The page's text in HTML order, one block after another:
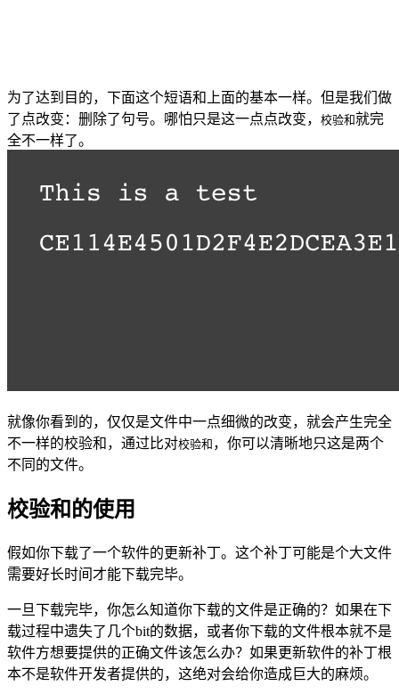
为了达到目的，下面这个短语和上面的基本一样。但是我们做
了点改变：删除了句号。哪怕只是这一点点改变， 校验和就完
全不一样了。
就像你看到的，仅仅是文件中一点细微的改变，就会产生完全
不一样的校验和，通过比对校验和 ，你可以清晰地只这是两个
不同的文件。
校验和的使用
假如你下载了一个软件的更新补丁。这个补丁可能是个大文件
需要好长时间才能下载完毕。
一旦下载完毕，你怎么知道你下载的文件是正确的？如果在下
载过程中遗失了几个bit的数据，或者你下载的文件根本就不是
软件方想要提供的正确文件该怎么办？如果更新软件的补丁根
本不是软件开发者提供的，这绝对会给你造成巨大的麻烦。